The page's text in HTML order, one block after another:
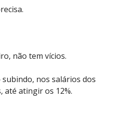
não tem vícios.
nos salários dos
até atingir os 12%.